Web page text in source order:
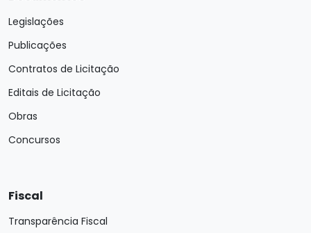
Legislações
Publicações
Contratos de Licitação
Editais de Licitação
Obras
Concursos
Fiscal
Transparência Fiscal